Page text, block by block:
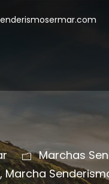
Marchas
, Marcha